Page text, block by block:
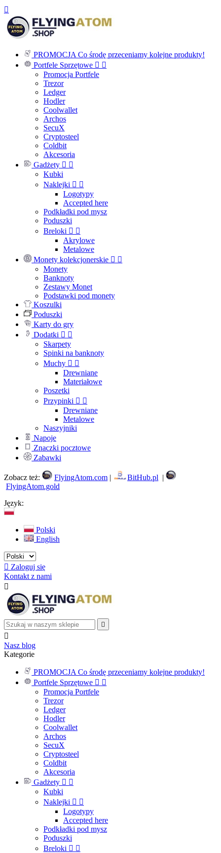

PROMOCJA Co środę przeceniamy kolejne produkty!
Portfele Sprzętowe  
Promocja Portfele
Trezor
Ledger
Hodler
Coolwallet
Archos
SecuX
Cryptosteel
Coldbit
Akcesoria
Gadżety  
Kubki
Naklejki  
Logotypy
Accepted here
Podkładki pod mysz
Poduszki
Breloki  
Akrylowe
Metalowe
Monety kolekcjonerskie  
Monety
Banknoty
Zestawy Monet
Podstawki pod monety
Koszulki
Poduszki
Karty do gry
Dodatki  
Skarpety
Spinki na banknoty
Muchy  
Drewniane
Materiałowe
Poszetki
Przypinki  
Drewniane
Metalowe
Naszyjniki
Napoje
Znaczki pocztowe
Zabawki
Zobacz też: FlyingAtom.com | BitHub.pl |
FlyingAtom.gold
Język:
Polski
English
 Zaloguj się
Kontakt z nami



Nasz blog
Kategorie
PROMOCJA Co środę przeceniamy kolejne produkty!
Portfele Sprzętowe  
Promocja Portfele
Trezor
Ledger
Hodler
Coolwallet
Archos
SecuX
Cryptosteel
Coldbit
Akcesoria
Gadżety  
Kubki
Naklejki  
Logotypy
Accepted here
Podkładki pod mysz
Poduszki
Breloki  